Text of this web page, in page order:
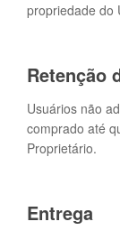
propriedade do
Retenção
Usuários não
comprado até
Proprietário.
Entrega